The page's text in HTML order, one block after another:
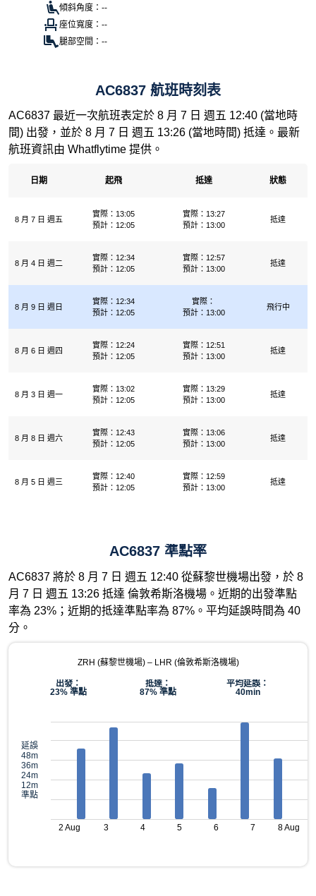
傾斜角度：--
座位寬度：--
腿部空間：--
AC6837 航班時刻表
AC6837 最近一次航班表定於 8 月 7 日 週五 12:40 (當地時
間) 出發，並於 8 月 7 日 週五 13:26 (當地時間) 抵達。最新
航班資訊由 Whatflytime 提供。
日期 起飛 抵達 狀態
8 月 7 日 週五
實際：13:05
預計：12:05
實際：13:27
預計：13:00
抵達
8 月 4 日 週二
實際：12:34
預計：12:05
實際：12:57
預計：13:00
抵達
8 月 9 日 週日
實際：12:34
預計：12:05
實際：
預計：13:00
飛行中
8 月 6 日 週四
實際：12:24
預計：12:05
實際：12:51
預計：13:00
抵達
8 月 3 日 週一
實際：13:02
預計：12:05
實際：13:29
預計：13:00
抵達
8 月 8 日 週六
實際：12:43
預計：12:05
實際：13:06
預計：13:00
抵達
8 月 5 日 週三
實際：12:40
預計：12:05
實際：12:59
預計：13:00
抵達
AC6837 準點率
AC6837 將於 8 月 7 日 週五 12:40 從蘇黎世機場出發，於 8
月 7 日 週五 13:26 抵達 倫敦希斯洛機場。近期的出發準點
率為 23%；近期的抵達準點率為 87%。平均延誤時間為 40
分。
ZRH (蘇黎世機場) – LHR (倫敦希斯洛機場)
出發：
23% 準點
抵達：
87% 準點
平均延誤：
40min
延誤
48m
36m
24m
12m
準點
2 Aug 3 4 5 6 7 8 Aug